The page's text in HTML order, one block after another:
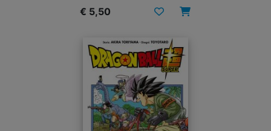
€ 5,50